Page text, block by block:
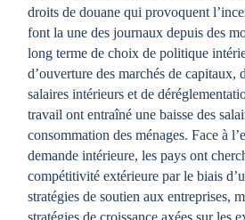
droits de douane qui provoquent
font la une des journaux depuis des
long terme de choix de politique
d’ouverture des marchés de capitaux,
salaires intérieurs et de
travail ont entraîné une baisse des
consommation des ménages. Face à
demande intérieure, les pays ont
compétitivité extérieure par le biais
stratégies de soutien aux entreprises,
stratégies de croissance axées sur les